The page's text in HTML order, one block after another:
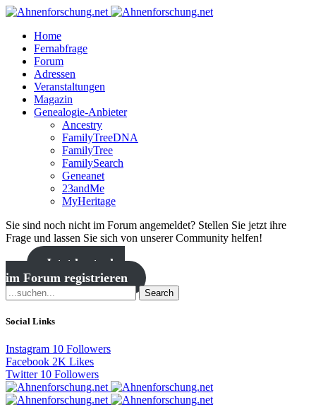
Home
Fernabfrage
Forum
Adressen
Veranstaltungen
Magazin
Genealogie-Anbieter
Ancestry
FamilyTreeDNA
FamilyTree
FamilySearch
Geneanet
23andMe
MyHeritage
Sie sind noch nicht im Forum angemeldet? Stellen Sie jetzt ihre
Frage und lassen Sie sich von unserer Community helfen!
Jetzt kostenlos
im Forum registrieren
Search
Social Links
Instagram 10 Followers
Facebook 2K Likes
Twitter 10 Followers